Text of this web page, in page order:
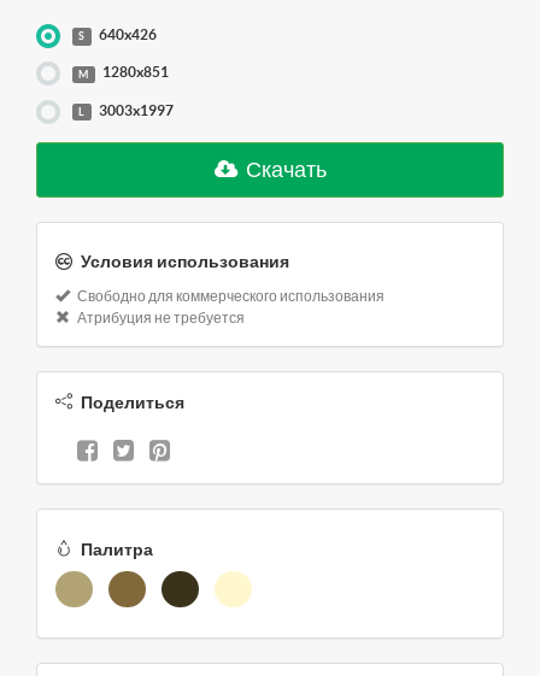
S 640x426
M 1280x851
3003x1997
Скачать
Условия использования
Свободно для коммерческого использования
Атрибуция не требуется
Поделиться
Палитра